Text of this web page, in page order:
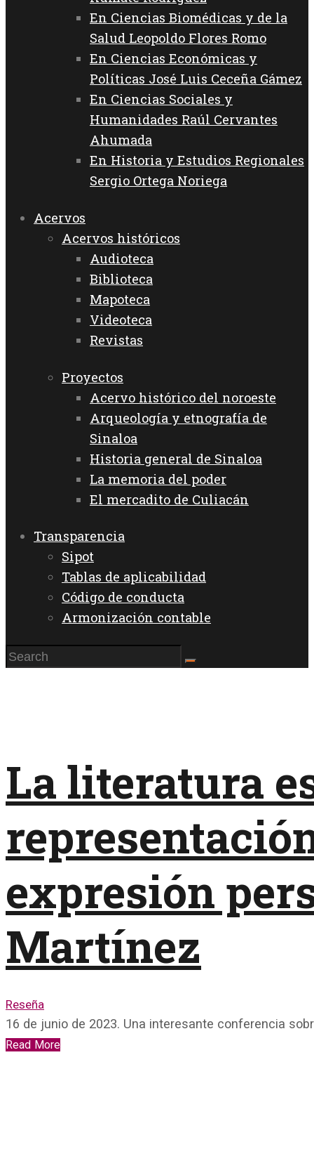
En Ciencias Biomédicas y de la
Salud Leopoldo Flores Romo
En Ciencias Económicas y
Políticas José Luis Ceceña Gámez
En Ciencias Sociales y
Humanidades Raúl Cervantes
Ahumada
En Historia y Estudios Regionales
Sergio Ortega Noriega
Acervos
Acervos históricos
Audioteca
Biblioteca
Mapoteca
Videoteca
Revistas
Proyectos
Acervo histórico del noroeste
Arqueología y etnografía de
Sinaloa
Historia general de Sinaloa
La memoria del poder
El mercadito de Culiacán
Transparencia
Sipot
Tablas de aplicabilidad
Código de conducta
Armonización contable
La literatura
expresión
Martínez
Reseña
16 de junio de 2023. Una interesante conferencia
Read More